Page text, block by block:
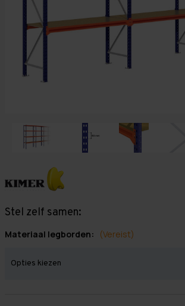
Stel zelf samen:
Materiaal legborden: (Vereist)